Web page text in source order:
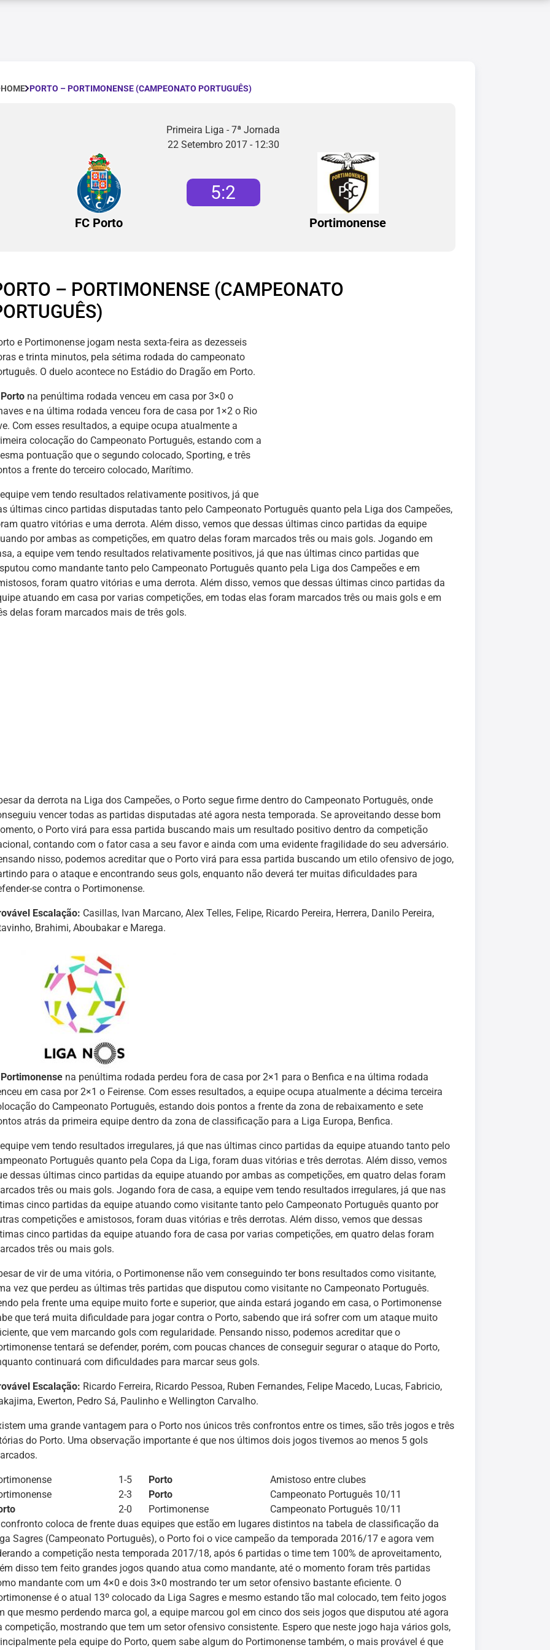
HOME PORTO – PORTIMONENSE (CAMPEONATO PORTUGUÊS)
Primeira Liga - 7ª Jornada
22 Setembro 2017 - 12:30
FC Porto
5:2
Portimonense
– PORTIMONENSE (CAMPEONATO
e Portimonense jogam nesta sexta-feira as dezesseis
e trinta minutos, pela sétima rodada do campeonato
O duelo acontece no Estádio do Dragão em Porto.
Portona penúltima rodada venceu em casa por 3×0 o
e na última rodada venceu fora de casa por 1×2 o Rio
Com esses resultados, a equipe ocupa atualmente a
colocação do Campeonato Português, estando com a
pontuação que o segundo colocado, Sporting, e três
a frente do terceiro colocado, Marítimo.
vem tendo resultados relativamente positivos, já que
últimas cinco partidas disputadas tanto pelo Campeonato Português quanto pela Liga dos Campeões,
quatro vitórias e uma derrota. Além disso, vemos que dessas últimas cinco partidas da equipe
por ambas as competições, em quatro delas foram marcados três ou mais gols. Jogando em
a equipe vem tendo resultados relativamente positivos, já que nas últimas cinco partidas que
como mandante tanto pelo Campeonato Português quanto pela Liga dos Campeões e em
foram quatro vitórias e uma derrota. Além disso, vemos que dessas últimas cinco partidas da
atuando em casa por varias competições, em todas elas foram marcados três ou mais gols e em
delas foram marcados mais de três gols.
da derrota na Liga dos Campeões, o Porto segue firme dentro do Campeonato Português, onde
vencer todas as partidas disputadas até agora nesta temporada. Se aproveitando desse bom
o Porto virá para essa partida buscando mais um resultado positivo dentro da competição
contando com o fator casa a seu favor e ainda com uma evidente fragilidade do seu adversário.
nisso, podemos acreditar que o Porto virá para essa partida buscando um etilo ofensivo de jogo,
para o ataque e encontrando seus gols, enquanto não deverá ter muitas dificuldades para
se contra o Portimonense.
Escalação: Casillas, Ivan Marcano, Alex Telles, Felipe, Ricardo Pereira, Herrera, Danilo Pereira,
Brahimi, Aboubakar e Marega.
Portimonensena penúltima rodada perdeu fora de casa por 2×1 para o Benfica e na última rodada
em casa por 2×1 o Feirense. Com esses resultados, a equipe ocupa atualmente a décima terceira
do Campeonato Português, estando dois pontos a frente da zona de rebaixamento e sete
atrás da primeira equipe dentro da zona de classificação para a Liga Europa, Benfica.
vem tendo resultados irregulares, já que nas últimas cinco partidas da equipe atuando tanto pelo
Português quanto pela Copa da Liga, foram duas vitórias e três derrotas. Além disso, vemos
dessas últimas cinco partidas da equipe atuando por ambas as competições, em quatro delas foram
três ou mais gols. Jogando fora de casa, a equipe vem tendo resultados irregulares, já que nas
cinco partidas da equipe atuando como visitante tanto pelo Campeonato Português quanto por
competições e amistosos, foram duas vitórias e três derrotas. Além disso, vemos que dessas
cinco partidas da equipe atuando fora de casa por varias competições, em quatro delas foram
três ou mais gols.
de vir de uma vitória, o Portimonense não vem conseguindo ter bons resultados como visitante,
vez que perdeu as últimas três partidas que disputou como visitante no Campeonato Português.
pela frente uma equipe muito forte e superior, que ainda estará jogando em casa, o Portimonense
que terá muita dificuldade para jogar contra o Porto, sabendo que irá sofrer com um ataque muito
que vem marcando gols com regularidade. Pensando nisso, podemos acreditar que o
tentará se defender, porém, com poucas chances de conseguir segurar o ataque do Porto,
continuará com dificuldades para marcar seus gols.
Escalação: Ricardo Ferreira, Ricardo Pessoa, Ruben Fernandes, Felipe Macedo, Lucas, Fabricio,
Ewerton, Pedro Sá, Paulinho e Wellington Carvalho.
uma grande vantagem para o Porto nos únicos três confrontos entre os times, são três jogos e três
do Porto. Uma observação importante é que nos últimos dois jogos tivemos ao menos 5 gols
1-5 Porto
Amistoso entre clubes
2-3 Porto
Campeonato Português 10/11
2-0 Portimonense
Campeonato Português 10/11
confronto coloca de frente duas equipes que estão em lugares distintos na tabela de classificação da
Sagres (Campeonato Português), o Porto foi o vice campeão da temporada 2016/17 e agora vem
a competição nesta temporada 2017/18, após 6 partidas o time tem 100% de aproveitamento,
disso tem feito grandes jogos quando atua como mandante, até o momento foram três partidas
mandante com um 4×0 e dois 3×0 mostrando ter um setor ofensivo bastante eficiente. O
é o atual 13º colocado da Liga Sagres e mesmo estando tão mal colocado, tem feito jogos
que mesmo perdendo marca gol, a equipe marcou gol em cinco dos seis jogos que disputou até agora
competição, mostrando que tem um setor ofensivo consistente. Espero que neste jogo haja vários gols,
pela equipe do Porto, quem sabe algum do Portimonense também, o mais provável é que